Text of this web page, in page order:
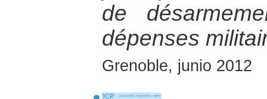
de
dépenses
Grenoble, junio 2012